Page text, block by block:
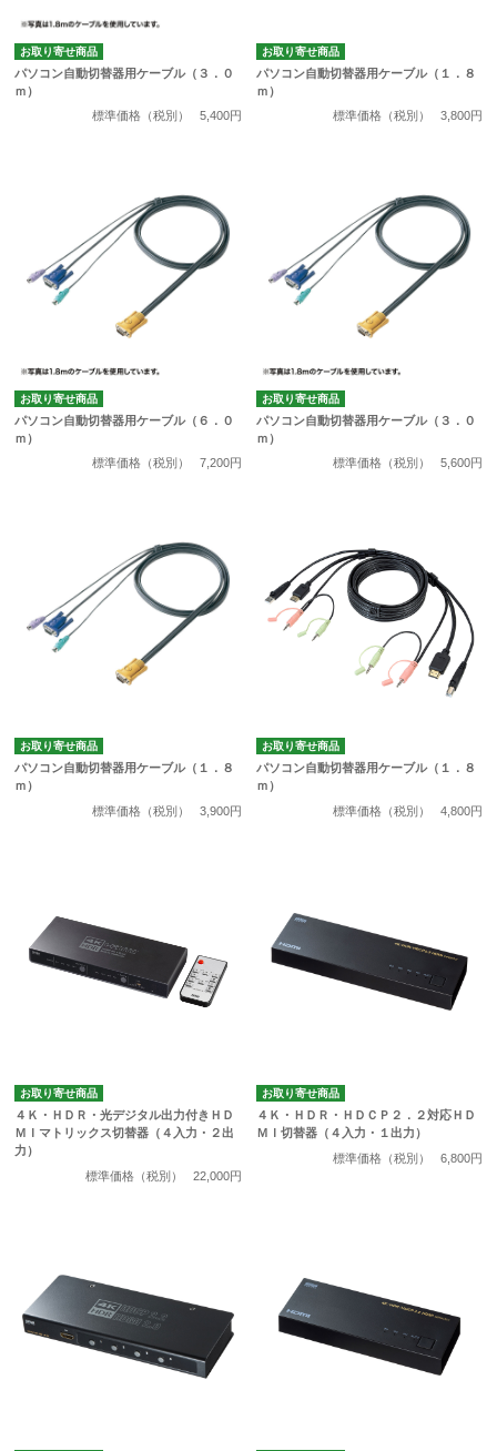
お取り寄せ商品
パソコン自動切替器用ケーブル（３．０
ｍ）
標準価格（税別）
5,400円
お取り寄せ商品
パソコン自動切替器用ケーブル（１．８
ｍ）
標準価格（税別）
3,800円
お取り寄せ商品
パソコン自動切替器用ケーブル（６．０
ｍ）
標準価格（税別）
7,200円
お取り寄せ商品
パソコン自動切替器用ケーブル（３．０
ｍ）
標準価格（税別）
5,600円
お取り寄せ商品
パソコン自動切替器用ケーブル（１．８
ｍ）
標準価格（税別）
3,900円
お取り寄せ商品
パソコン自動切替器用ケーブル（１．８
ｍ）
標準価格（税別）
4,800円
お取り寄せ商品
４Ｋ・ＨＤＲ・光デジタル出力付きＨＤ
ＭＩマトリックス切替器（４入力・２出
力）
標準価格（税別）
22,000円
お取り寄せ商品
４Ｋ・ＨＤＲ・ＨＤＣＰ２．２対応ＨＤ
ＭＩ切替器（４入力・１出力）
標準価格（税別）
6,800円